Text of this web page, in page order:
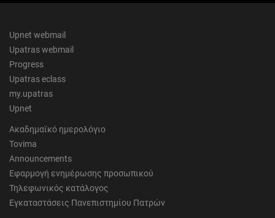
Upnet webmail
Upatras webmail
Progress
Upatras eclass
my.upatras
Upnet
Ακαδημαϊκό ημερολόγιο
Tovima
Announcements
Εφαρμογή ενημέρωσης προσωπικού
Τηλεφωνικός κατάλογος
Εγκαταστάσεις Πανεπιστημίου Πατρών